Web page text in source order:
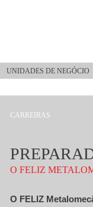
UNIDADES DE NEGÓCIO
CARREIRAS
O FELIZ
O FELIZ